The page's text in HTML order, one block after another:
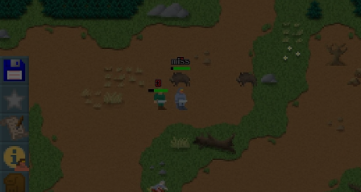
obligarnos a empezar de nuevo. Afortunadamente, el juego es muy
rejugable y hay un montón de pequeños secretos para descubrir
durante cada carrera. Por 4,99 $, Out There es una gran oferta,
pero ten en cuenta que no es un juego para todo el mundo. El
escaso margen de error y la muerte permanente pueden ser una
frustración para algunos jugadores. Para otros, como yo, la
muerte permanente ofrece una nueva oportunidad de tomar las
decisiones correctas y, quién sabe, tal vez encontrar esa enorme
nave alienígena que buscaba en las partidas anteriores y por fin
hacerla mía.